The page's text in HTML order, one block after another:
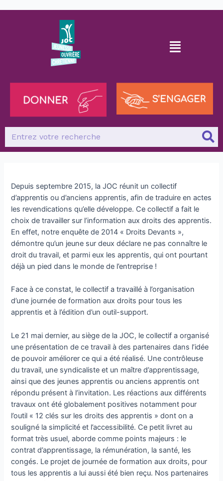
Depuis septembre 2015, la JOC réunit un collectif
d’apprentis ou d’anciens apprentis, afin de traduire en actes
les revendications qu’elle développe. Ce collectif a fait le
choix de travailler sur l’information aux droits des apprentis.
En effet, notre enquête de 2014 « Droits Devants »,
démontre qu’un jeune sur deux déclare ne pas connaître le
droit du travail, et parmi eux les apprentis, qui ont pourtant
déjà un pied dans le monde de l’entreprise !
Face à ce constat, le collectif a travaillé à l’organisation
d’une journée de formation aux droits pour tous les
apprentis et à l’édition d’un outil-support.
Le 21 mai dernier, au siège de la JOC, le collectif a organisé
une présentation de ce travail à des partenaires dans l’idée
de pouvoir améliorer ce qui a été réalisé. Une contrôleuse
du travail, une syndicaliste et un maître d’apprentissage,
ainsi que des jeunes apprentis ou anciens apprentis ont
répondu présent à l’invitation. Les réactions aux différents
travaux ont été globalement positives notamment pour
l’outil « 12 clés sur les droits des apprentis » dont on a
souligné la simplicité et l’accessibilité. Ce petit livret au
format très usuel, aborde comme points majeurs : le
contrat d’apprentissage, la rémunération, la santé, les
congés. Le projet de journée de formation aux droits, pour
tous les apprentis a lui aussi été bien reçu. Nos partenaires